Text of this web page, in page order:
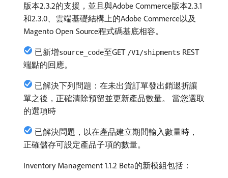
版本2.3.2的支援，並且與Adobe Commerce版本2.3.1
和2.3.0、雲端基礎結構上的Adobe Commerce以及
Magento Open Source程式碼基底相容。
已新增source_code至GET /V1/shipments REST
端點的回應。
已解決下列問題：在未出貨訂單發出銷退折讓
單之後，正確清除預留並更新產品數量。 當您選取
的選項時
已解決問題，以在產品建立期間輸入數量時，
正確儲存可設定產品子項的數量。
Inventory Management 1.1.2 Beta的新模組包括：